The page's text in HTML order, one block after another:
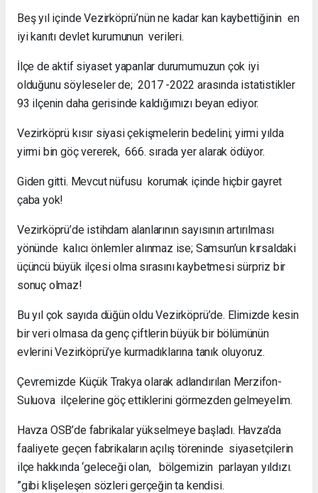
Beş yıl içinde Vezirköprü’nün ne kadar kan kaybettiğinin en
iyi kanıtı devlet kurumunun verileri.
İlçe de aktif siyaset yapanlar durumumuzun çok iyi
olduğunu söyleseler de; 2017 -2022 arasında istatistikler
93 ilçenin daha gerisinde kaldığımızı beyan ediyor.
Vezirköprü kısır siyasi çekişmelerin bedelini; yirmi yılda
yirmi bin göç vererek, 666. sırada yer alarak ödüyor.
Giden gitti. Mevcut nüfusu korumak içinde hiçbir gayret
çaba yok!
Vezirköprü’de istihdam alanlarının sayısının artırılması
yönünde kalıcı önlemler alınmaz ise; Samsun’un kırsaldaki
üçüncü büyük ilçesi olma sırasını kaybetmesi sürpriz bir
sonuç olmaz!
Bu yıl çok sayıda düğün oldu Vezirköprü’de. Elimizde kesin
bir veri olmasa da genç çiftlerin büyük bir bölümünün
evlerini Vezirköprü’ye kurmadıklarına tanık oluyoruz.
Çevremizde Küçük Trakya olarak adlandırılan Merzifon-
Suluova ilçelerine göç ettiklerini görmezden gelmeyelim.
Havza OSB’de fabrikalar yükselmeye başladı. Havza’da
faaliyete geçen fabrikaların açılış töreninde siyasetçilerin
ilçe hakkında ‘geleceği olan, bölgemizin parlayan yıldızı.
”gibi klişeleşen sözleri gerçeğin ta kendisi.